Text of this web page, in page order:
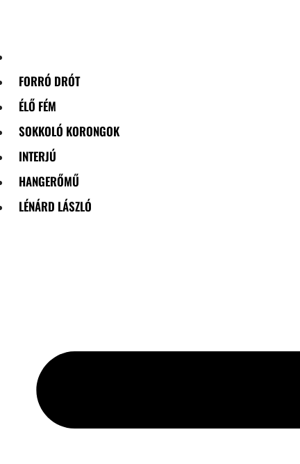
FORRÓ DRÓT
ÉLŐ FÉM
SOKKOLÓ KORONGOK
INTERJÚ
HANGERŐMŰ
LÉNÁRD LÁSZLÓ